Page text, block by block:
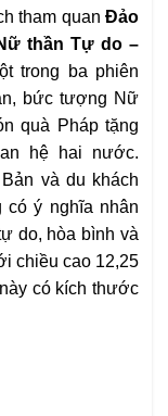
tham quan Đảo
thần Tự do –
trong ba phiên
bức tượng Nữ
quà Pháp tặng
hệ hai nước.
và du khách
ý nghĩa nhân
do, hòa bình và
chiều cao 12,25
có kích thước